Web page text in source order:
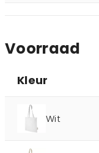
Voorraad
Kleur
Wit